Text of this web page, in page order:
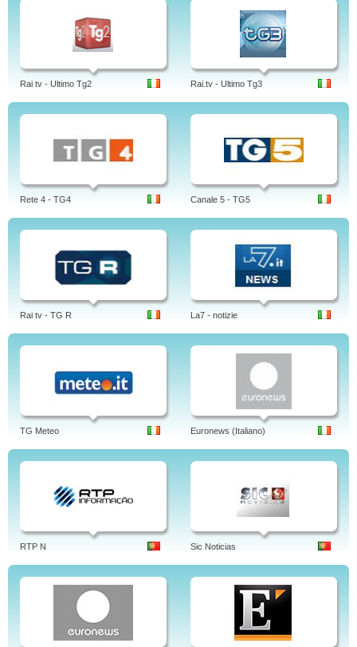
Rai tv - Ultimo Tg2 Rai.tv - Ultimo Tg3
Rete 4 - TG4 Canale 5 - TG5
Rai tv - TG R La7 - notizie
TG Meteo Euronews (Italiano)
RTP N Sic Noticias